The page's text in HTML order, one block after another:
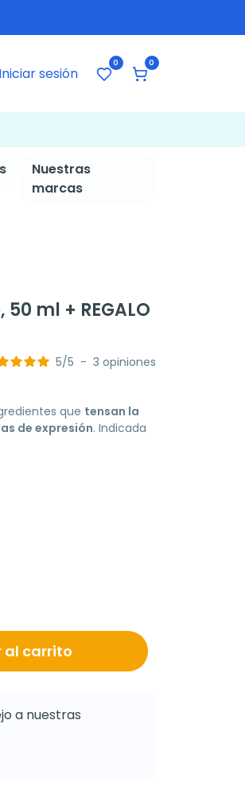
Iniciar sesión
0 0
Nuestras
marcas
ml + REGALO
5/5 - 3 opiniones
que tensan la
de expresión. Indicada
al carrito
a nuestras